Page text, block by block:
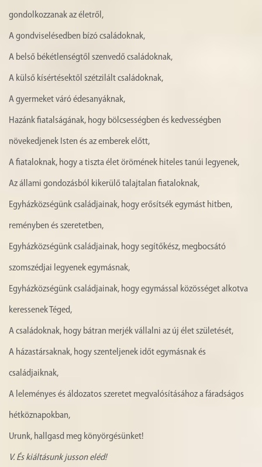
gondolkozzanak az életről,
A gondviselésedben bízó családoknak,
A belső békétlenségtől szenvedő családoknak,
A külső kísértésektől szétzilált családoknak,
A gyermeket váró édesanyáknak,
Hazánk fiatalságának, hogy bölcsességben és kedvességben
növekedjenek Isten és az emberek előtt,
A fiataloknak, hogy a tiszta élet örömének hiteles tanúi legyenek,
Az állami gondozásból kikerülő talajtalan fiataloknak,
Egyházközségünk családjainak, hogy erősítsék egymást hitben,
reményben és szeretetben,
Egyházközségünk családjainak, hogy segítőkész, megbocsátó
szomszédjai legyenek egymásnak,
Egyházközségünk családjainak, hogy egymással közösséget alkotva
keressenek Téged,
A családoknak, hogy bátran merjék vállalni az új élet születését,
A házastársaknak, hogy szenteljenek időt egymásnak és
családjaiknak,
A leleményes és áldozatos szeretet megvalósításához a fáradságos
hétköznapokban,
Urunk, hallgasd meg könyörgésünket!
V.És kiáltásunk jusson eléd!